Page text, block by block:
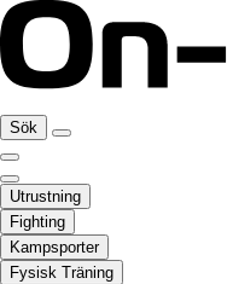
Sök
Utrustning
Fighting
Kampsporter
Fysisk Träning